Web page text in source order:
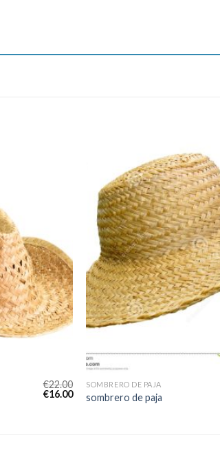
€22.00
€16.00
SOMBRERO DE PAJA
sombrero de paja